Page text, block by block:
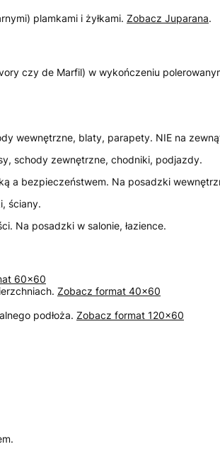
plamkami i żyłkami. Zobacz Juparana.
czy de Marfil) w wykończeniu
wewnętrzne, blaty, parapety. NIE na
schody zewnętrzne, chodniki, podjazdy.
a bezpieczeństwem. Na posadzki
ściany.
Na posadzki w salonie, łazience.
60×60
Zobacz format 40×60
podłoża. Zobacz format 120×60